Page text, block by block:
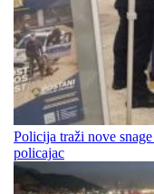
Policija traži nove
policajac